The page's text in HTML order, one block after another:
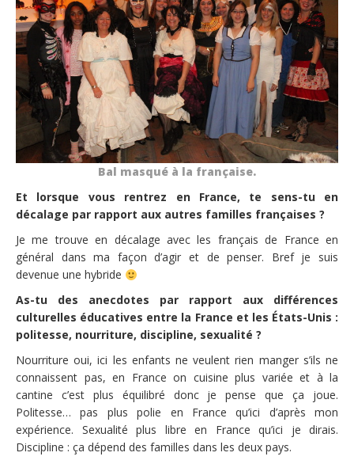
Bal masqué à la française.
Et lorsque vous rentrez en France, te sens-tu en
décalage par rapport aux autres familles françaises ?
Je me trouve en décalage avec les français de France en
général dans ma façon d’agir et de penser. Bref je suis
devenue une hybride
As-tu des anecdotes par rapport aux différences
culturelles éducatives entre la France et les États-Unis :
politesse, nourriture, discipline, sexualité ?
Nourriture oui, ici les enfants ne veulent rien manger s’ils ne
connaissent pas, en France on cuisine plus variée et à la
cantine c’est plus équilibré donc je pense que ça joue.
Politesse… pas plus polie en France qu’ici d’après mon
expérience. Sexualité plus libre en France qu’ici je dirais.
Discipline : ça dépend des familles dans les deux pays.